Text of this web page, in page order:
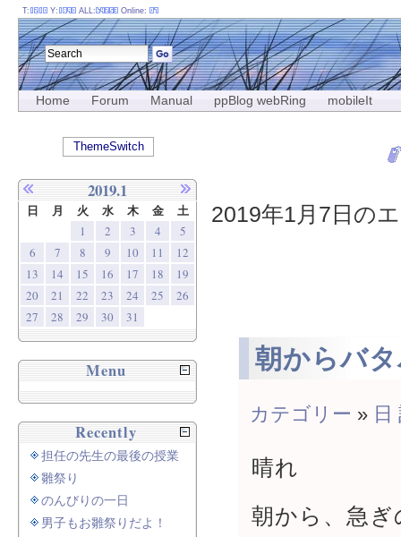
Home Forum Manual ppBlog webRing mobileIt
2019年1月7日の
朝からバ
カテゴリー » 日
晴れ
朝から、急
T: Y: ALL: Online:
ThemeSwitch
2019.1
日 月 火 水 木 金 土
1 2 3 4
5
6
7 8 9 10 11
12
13
14 15 16 17 18
19
20
21 22 23 24 25
26
27
28 29 30 31
Menu
Recently
担任の先生の最後の授業
雛祭り
のんびりの一日
男子もお雛祭りだよ！